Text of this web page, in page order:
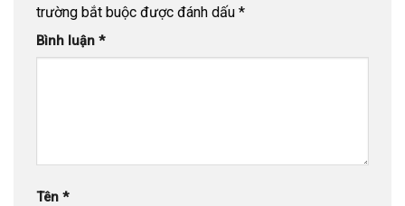
trường bắt buộc được đánh dấu *
Bình luận *
Tên *